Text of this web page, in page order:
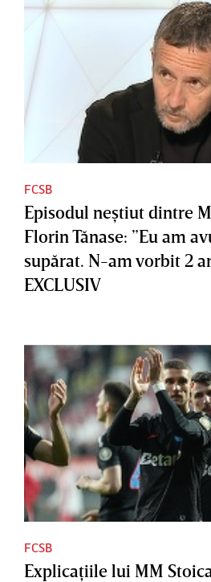
FCSB
Episodul neştiut dintre
Florin Tănase: ”Eu am
supărat. N-am vorbit 2
EXCLUSIV
FCSB
Explicaţiile lui MM